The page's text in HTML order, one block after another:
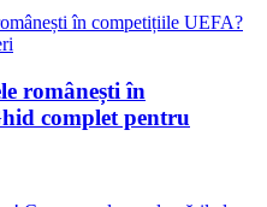
românești în
complet pentru